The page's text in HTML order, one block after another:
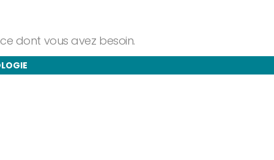
dont vous avez besoin.